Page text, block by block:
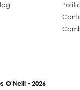
O'Neill - 2026